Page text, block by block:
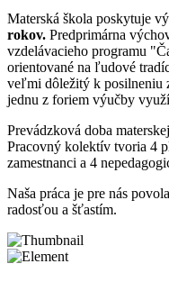
Materská škola poskytuje
rokov. Predprimárna
vzdelávacieho programu
orientované na ľudové
veľmi dôležitý k posilneniu
jednu z foriem výučby
Prevádzková doba
Pracovný kolektív tvoria 4
zamestnanci a 4
Naša práca je pre nás
radosťou a šťastím.